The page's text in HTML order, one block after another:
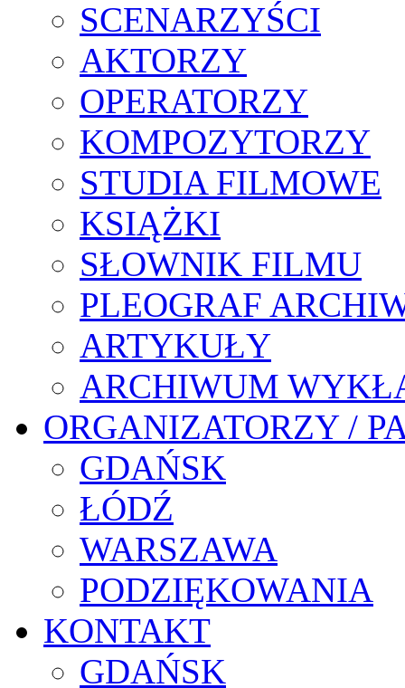
SCENARZYŚCI
AKTORZY
OPERATORZY
KOMPOZYTORZY
STUDIA FILMOWE
KSIĄŻKI
SŁOWNIK FILMU
PLEOGRAF
ARTYKUŁY
ARCHIWUM
ORGANIZATORZY /
GDAŃSK
ŁÓDŹ
WARSZAWA
PODZIĘKOWANIA
KONTAKT
GDAŃSK